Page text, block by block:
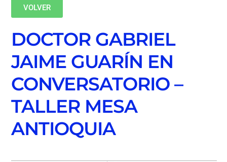
VOLVER
DOCTOR GABRIEL
JAIME GUARÍN EN
CONVERSATORIO –
TALLER MESA
ANTIOQUIA